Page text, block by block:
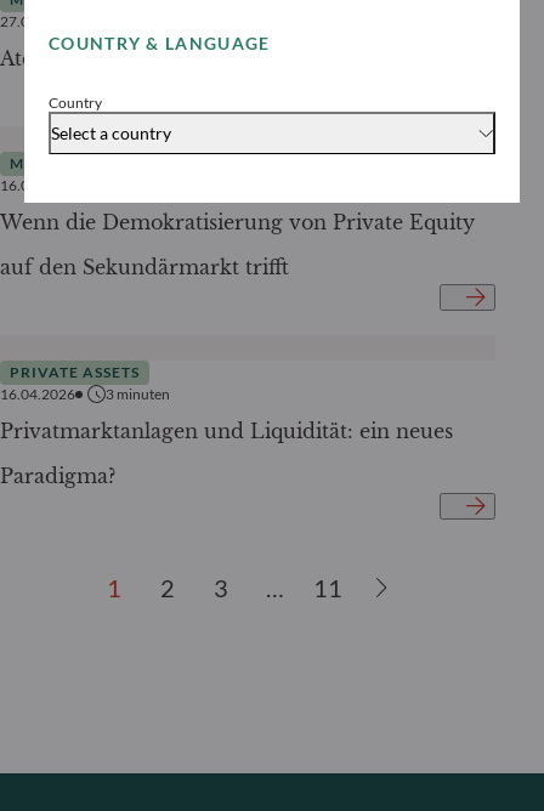
COUNTRY & LANGUAGE
Country
Select a country
27.04.2026
Atempause unter Druck
MARKTANALYSE
16.04.2026
Wenn die Demokratisierung von Private Equity
auf den Sekundärmarkt trifft
PRIVATE ASSETS
16.04.2026
3 minuten
Privatmarktanlagen und Liquidität: ein neues
Paradigma?
1 2 3 11